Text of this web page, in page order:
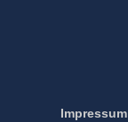
Impressum